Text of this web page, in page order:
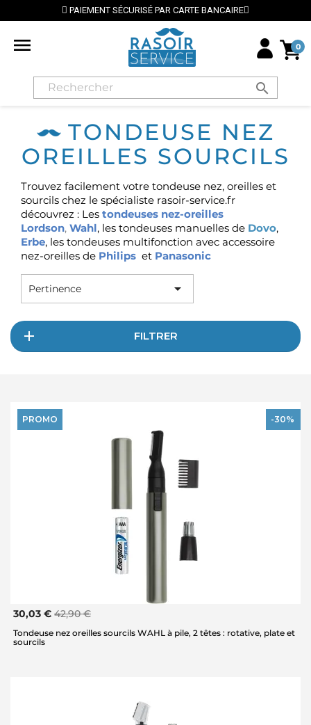
PAIEMENT SÉCURISÉ PAR CARTE BANCAIRE
 0
search
TONDEUSE NEZ
OREILLES SOURCILS
Trouvez facilement votre tondeuse nez, oreilles et
sourcils chez le spécialiste rasoir-service.fr
découvrez : Les tondeuses nez-oreilles
Lordson, Wahl, les tondeuses manuelles de Dovo,
Erbe, les tondeuses multifonction avec accessoire
nez-oreilles de Philips et Panasonic
Pertinence 
FILTRER
PROMO -30%
30,03 € 42,90 €
Tondeuse nez oreilles sourcils WAHL à pile, 2 têtes : rotative, plate et
sourcils